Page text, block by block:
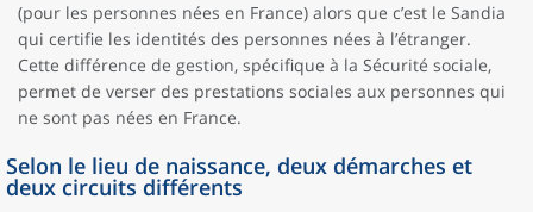
(pour les personnes nées en France) alors que c’est le Sandia
qui certifie les identités des personnes nées à l’étranger.
Cette différence de gestion, spécifique à la Sécurité sociale,
permet de verser des prestations sociales aux personnes qui
ne sont pas nées en France.
Selon le lieu de naissance, deux démarches et
deux circuits différents